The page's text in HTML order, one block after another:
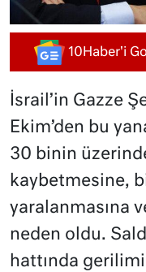
10Haber'i
İsrail’in Gazze
Ekim’den bu
30 binin
kaybetmesine,
yaralanmasına
neden oldu.
hattında gerilimi